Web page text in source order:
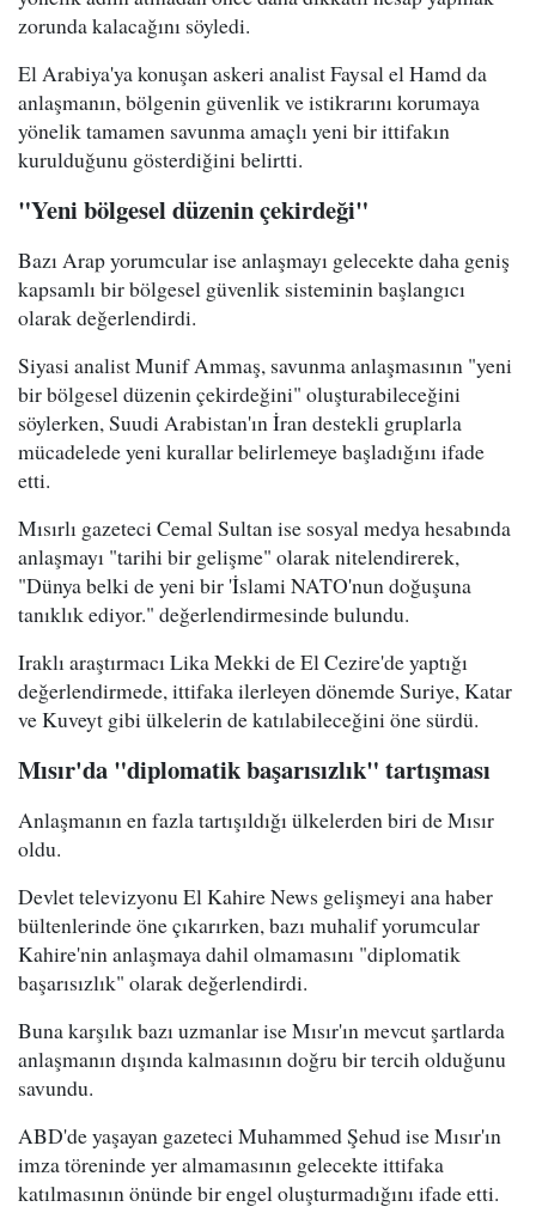
zorunda kalacağını söyledi.
El Arabiya'ya konuşan askeri analist Faysal el Hamd da
anlaşmanın, bölgenin güvenlik ve istikrarını korumaya
yönelik tamamen savunma amaçlı yeni bir ittifakın
kurulduğunu gösterdiğini belirtti.
"Yeni bölgesel düzenin çekirdeği"
Bazı Arap yorumcular ise anlaşmayı gelecekte daha geniş
kapsamlı bir bölgesel güvenlik sisteminin başlangıcı
olarak değerlendirdi.
Siyasi analist Munif Ammaş, savunma anlaşmasının "yeni
bir bölgesel düzenin çekirdeğini" oluşturabileceğini
söylerken, Suudi Arabistan'ın İran destekli gruplarla
mücadelede yeni kurallar belirlemeye başladığını ifade
etti.
Mısırlı gazeteci Cemal Sultan ise sosyal medya hesabında
anlaşmayı "tarihi bir gelişme" olarak nitelendirerek,
"Dünya belki de yeni bir 'İslami NATO'nun doğuşuna
tanıklık ediyor." değerlendirmesinde bulundu.
Iraklı araştırmacı Lika Mekki de El Cezire'de yaptığı
değerlendirmede, ittifaka ilerleyen dönemde Suriye, Katar
ve Kuveyt gibi ülkelerin de katılabileceğini öne sürdü.
Mısır'da "diplomatik başarısızlık" tartışması
Anlaşmanın en fazla tartışıldığı ülkelerden biri de Mısır
oldu.
Devlet televizyonu El Kahire News gelişmeyi ana haber
bültenlerinde öne çıkarırken, bazı muhalif yorumcular
Kahire'nin anlaşmaya dahil olmamasını "diplomatik
başarısızlık" olarak değerlendirdi.
Buna karşılık bazı uzmanlar ise Mısır'ın mevcut şartlarda
anlaşmanın dışında kalmasının doğru bir tercih olduğunu
savundu.
ABD'de yaşayan gazeteci Muhammed Şehud ise Mısır'ın
imza töreninde yer almamasının gelecekte ittifaka
katılmasının önünde bir engel oluşturmadığını ifade etti.